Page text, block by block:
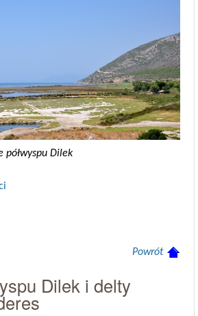
półwyspu Dilek
Powrót
Dilek i delty